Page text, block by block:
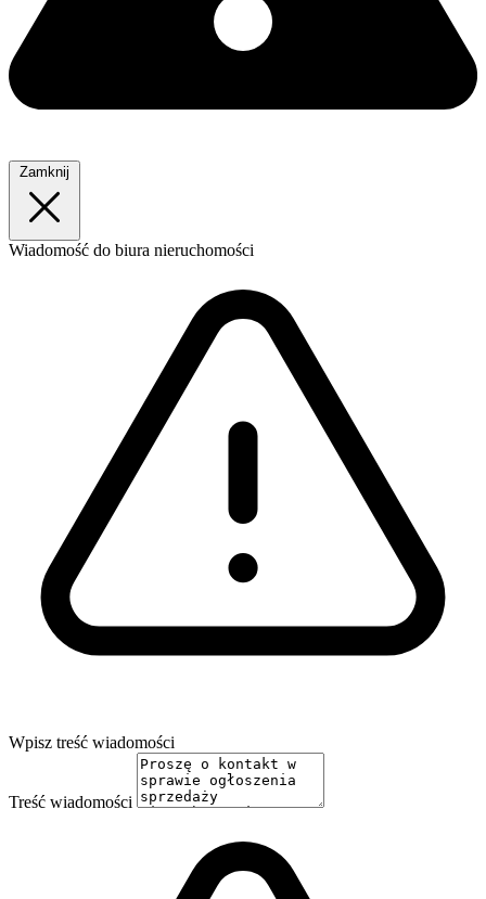
Zamknij
Wiadomość do biura nieruchomości
Wpisz treść wiadomości
Treść wiadomości